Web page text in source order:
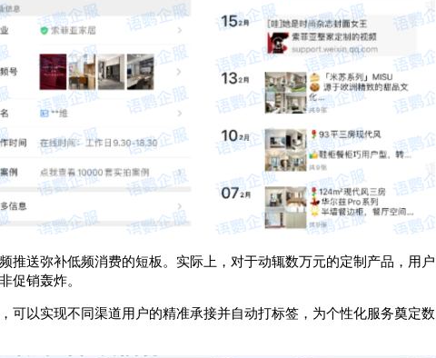
推送弥补低频消费的短板。实际上，对于动辄数万元的定制产品，用户
促销轰炸。
可以实现不同渠道用户的精准承接并自动打标签，为个性化服务奠定数